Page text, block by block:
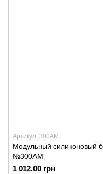
Артикул: 300АМ
Модульный силиконовый
№300АМ
1 012.00 грн